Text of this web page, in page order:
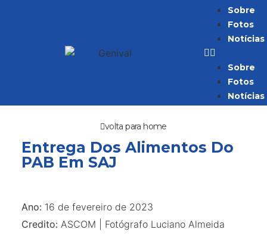
Sobre
Fotos
Notícias
Sobre
Fotos
Notícias
volta para home
Entrega Dos Alimentos Do
PAB Em SAJ
Ano: 16 de fevereiro de 2023
Credito: ASCOM | Fotógrafo Luciano Almeida